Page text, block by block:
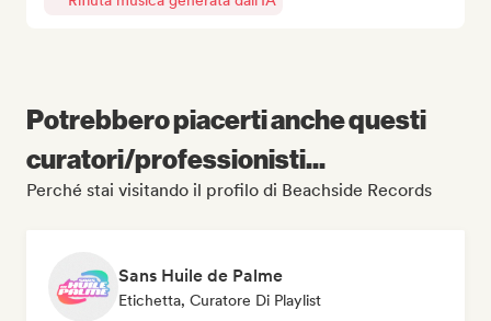
Potrebbero piacerti anche questi
curatori/professionisti...
Perché stai visitando il profilo di Beachside Records
Sans Huile de Palme
Etichetta, Curatore Di Playlist